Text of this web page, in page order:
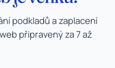
podkladů a zaplacení
připravený za 7 až